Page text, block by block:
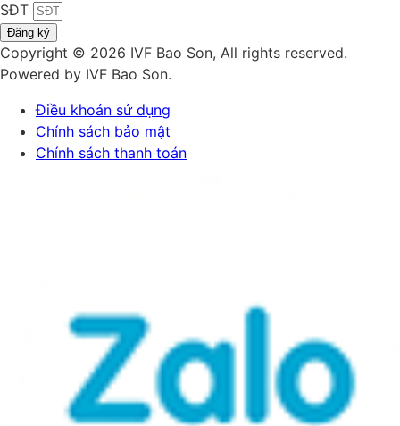
SĐT
Đăng ký
Copyright © 2026 IVF Bao Son, All rights reserved.
Powered by IVF Bao Son.
Điều khoản sử dụng
Chính sách bảo mật
Chính sách thanh toán